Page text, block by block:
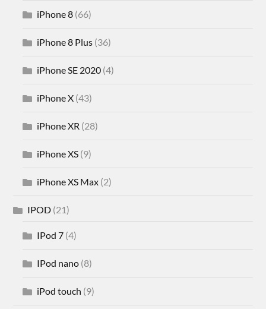
iPhone 8 (66)
iPhone 8 Plus (36)
iPhone SE 2020 (4)
iPhone X (43)
iPhone XR (28)
iPhone XS (9)
iPhone XS Max (2)
IPOD (21)
IPod 7 (4)
IPod nano (8)
iPod touch (9)